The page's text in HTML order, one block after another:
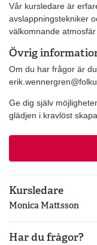
Vår kursledare är
avslappningstekniker
välkomnande
Övrig
Om du har frågor är
Ge dig själv
glädjen i kravlöst
Kursledare
Monica Mattsson
Har du frågor?